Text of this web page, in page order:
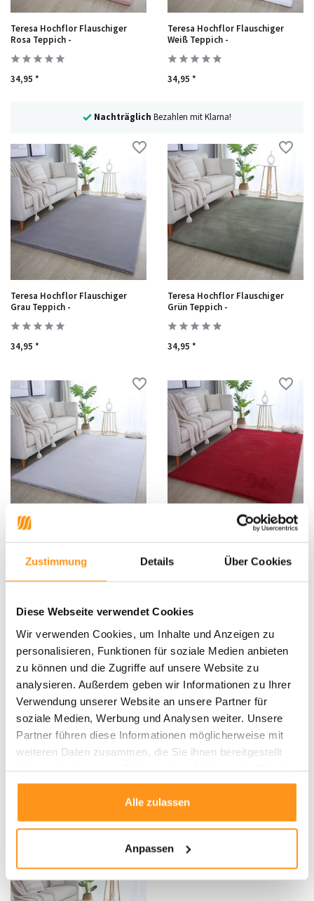
Zustimmung Details Über Cookies
Diese Webseite verwendet Cookies
Wir verwenden Cookies, um Inhalte und Anzeigen zu
personalisieren, Funktionen für soziale Medien anbieten
zu können und die Zugriffe auf unsere Website zu
analysieren. Außerdem geben wir Informationen zu Ihrer
Verwendung unserer Website an unsere Partner für
soziale Medien, Werbung und Analysen weiter. Unsere
Partner führen diese Informationen möglicherweise mit
weiteren Daten zusammen, die Sie ihnen bereitgestellt
gesammelt haben.
Alle zulassen
Anpassen
Teresa Hochflor Flauschiger
Rosa Teppich -
34,95 *
Teresa Hochflor Flauschiger
Weiß Teppich -
34,95 *
NachträglichBezahlen mit Klarna!
Teresa Hochflor Flauschiger
Grau Teppich -
34,95 *
Teresa Hochflor Flauschiger
Grün Teppich -
34,95 *
Teresa Hochflor Flauschiger
34,95 *
Teresa Hochflor Flauschiger Rot
34,95 * 34,95 *